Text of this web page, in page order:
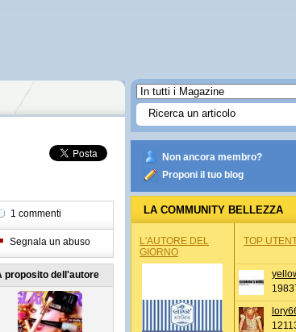
1 commenti
Segnala un abuso
proposito dell'autore
Non ancora membro?
Proponi il tuo blog
LA COMMUNITY BELLEZZA
L'AUTORE DEL
GIORNO
TOP